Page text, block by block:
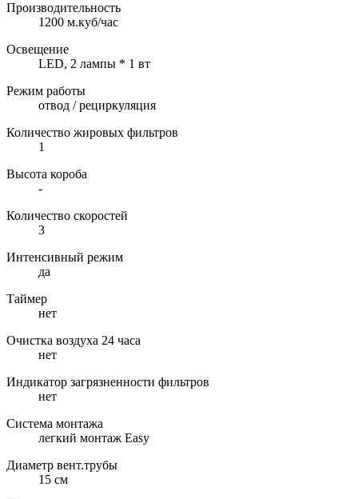
Производительность
1200 м.куб/час
Освещение
LED, 2 лампы * 1 вт
Режим работы
отвод / рециркуляция
Количество жировых фильтров
1
Высота короба
-
Количество скоростей
3
Интенсивный режим
да
Таймер
нет
Очистка воздуха 24 часа
нет
Индикатор загрязненности фильтров
нет
Система монтажа
легкий монтаж Easy
Диаметр вент.трубы
15 см